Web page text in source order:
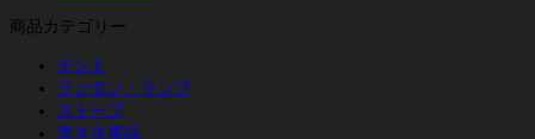
商品カテゴリー
テント
ランタン・ランプ
ストーブ
焚き火用品